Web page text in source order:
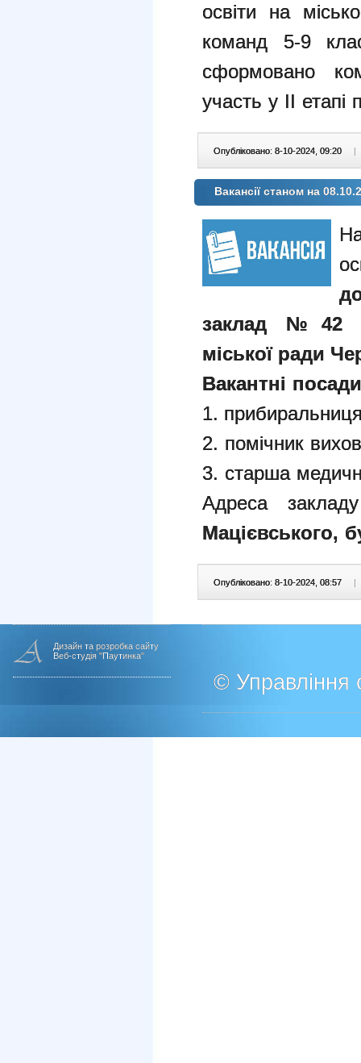
освіти на
команд 5-9
сформовано
участь у ІІ етапі
Опубліковано: 8-10-2024, 09:20 |
Вакансії станом на
заклад №42
міської ради
Вакантні
1.
2. помічник
3. старша
Адреса
Мацієвського,
Опубліковано: 8-10-2024, 08:57 |
Дизайн та розробка сайту
Веб-студія "Паутинка"
© Управління